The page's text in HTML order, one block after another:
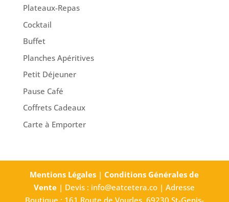
Plateaux-Repas
Cocktail
Buffet
Planches Apéritives
Petit Déjeuner
Pause Café
Coffrets Cadeaux
Carte à Emporter
Mentions Légales |Conditions Générales de
Vente | Devis : info@eatcetera.co | Adresse
Boutique : 161 Route de Vourles, 69230 St-Genis-